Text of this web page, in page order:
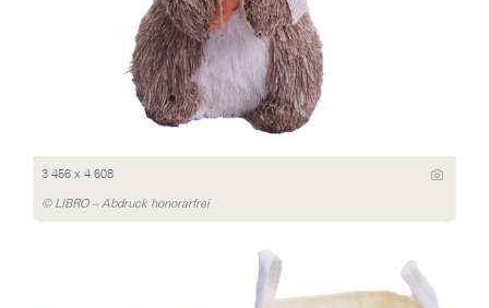
3 456 x 4 608
© LIBRO – Abdruck honorarfrei